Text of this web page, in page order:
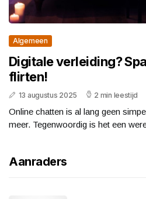
Algemeen
Digitale verleiding?
flirten!
13 augustus 2025 2 min leestijd
Online chatten is al lang geen
meer. Tegenwoordig is het een
Aanraders